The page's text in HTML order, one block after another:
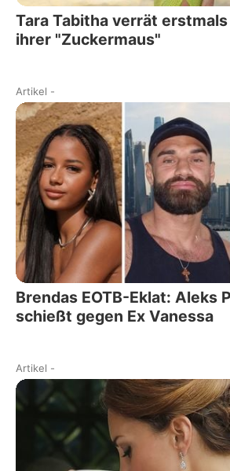
Tara Tabitha verrät
ihrer "Zuckermaus"
Artikel -
Brendas EOTB-Eklat: Aleks
schießt gegen Ex Vanessa
Artikel -